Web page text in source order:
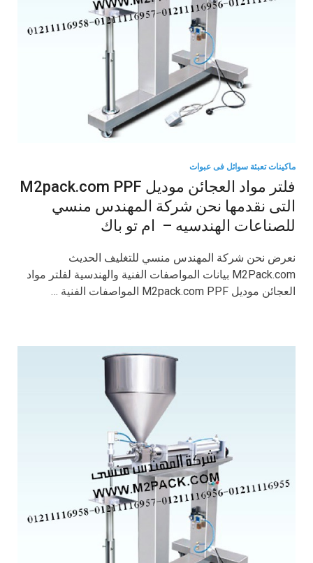
ماكينات تعبئة سوائل فى عبوات
فلتر مواد العجائن موديل M2pack.com PPF
التى نقدمها نحن شركة المهندس منسي
للصناعات الهندسيه – ام تو باك
نعرض نحن شركة المهندس منسي للتغليف الحديث
M2Pack.com بيانات المواصفات الفنية والهندسية لفلتر مواد
العجائن موديل M2pack.com PPF المواصفات الفنية …